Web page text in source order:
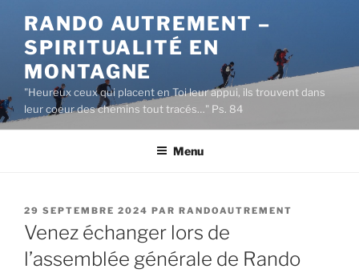
contenu
principal
RANDO AUTREMENT –
SPIRITUALITÉ EN
MONTAGNE
"Heureux ceux qui placent en Toi leur appui, ils trouvent dans
leur coeur des chemins tout tracés…" Ps. 84
Menu
PUBLIÉ
LE
29 SEPTEMBRE 2024 PAR RANDOAUTREMENT
Venez échanger lors de
l’assemblée générale de Rando